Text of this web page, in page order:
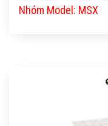
Nhóm Model: MSX